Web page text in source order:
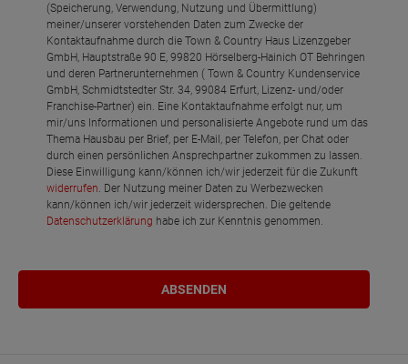
(Speicherung, Verwendung, Nutzung und Übermittlung)
meiner/unserer vorstehenden Daten zum Zwecke der
Kontaktaufnahme durch die Town & Country Haus Lizenzgeber
GmbH, Hauptstraße 90 E, 99820 Hörselberg-Hainich OT Behringen
und deren Partnerunternehmen ( Town & Country Kundenservice
GmbH, Schmidtstedter Str. 34, 99084 Erfurt, Lizenz- und/oder
Franchise-Partner) ein. Eine Kontaktaufnahme erfolgt nur, um
mir/uns Informationen und personalisierte Angebote rund um das
Thema Hausbau per Brief, per E-Mail, per Telefon, per Chat oder
durch einen persönlichen Ansprechpartner zukommen zu lassen.
Diese Einwilligung kann/können ich/wir jederzeit für die Zukunft
widerrufen. Der Nutzung meiner Daten zu Werbezwecken
kann/können ich/wir jederzeit widersprechen. Die geltende
Datenschutzerklärung habe ich zur Kenntnis genommen.